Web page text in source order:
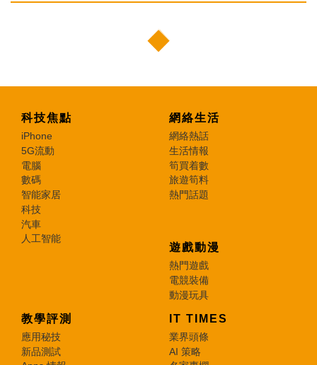
科技焦點
iPhone
5G流動
電腦
數碼
智能家居
科技
汽車
人工智能
網絡生活
網絡熱話
生活情報
筍買着數
旅遊筍料
熱門話題
遊戲動漫
熱門遊戲
電競裝備
動漫玩具
教學評測
應用秘技
新品測試
IT TIMES
業界頭條
AI 策略